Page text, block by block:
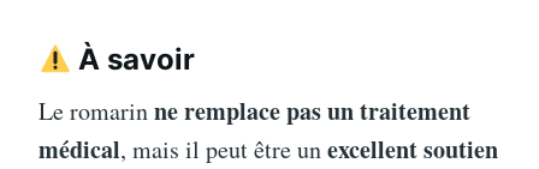
À savoir
Le romarinne remplace pas un traitement
médical, mais il peut être unexcellent soutien